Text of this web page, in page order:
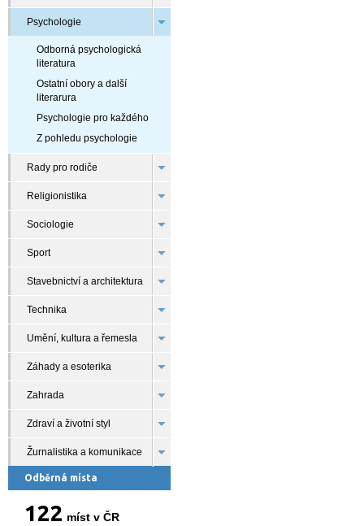
Psychologie
Odborná psychologická
literatura
Ostatní obory a další
literarura
Psychologie pro každého
Z pohledu psychologie
Rady pro rodiče
Religionistika
Sociologie
Sport
Stavebnictví a architektura
Technika
Umění, kultura a řemesla
Záhady a esoterika
Zahrada
Zdraví a životní styl
Žurnalistika a komunikace
Odběrná místa
122 míst v ČR